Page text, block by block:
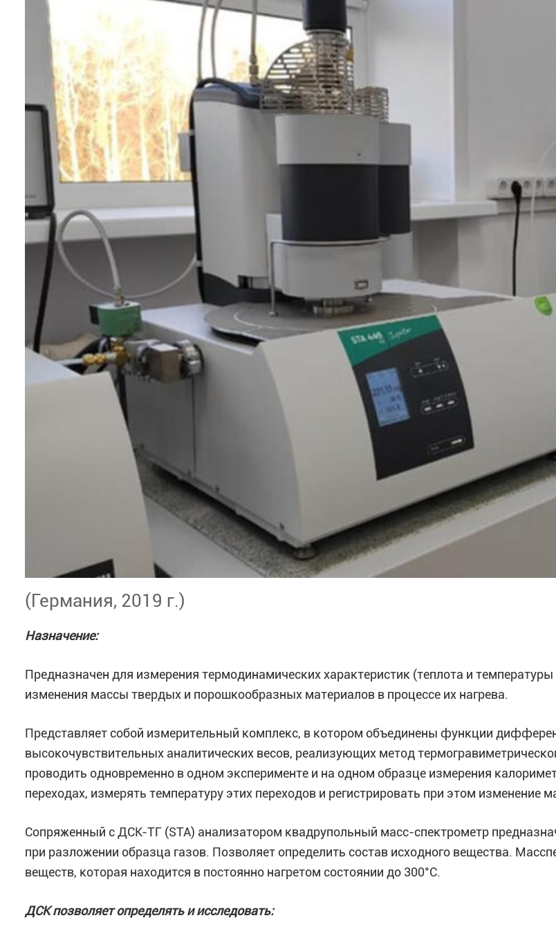
(Германия, 2019 г.)
Назначение:
Предназначен для измерения термодинамических характеристик (теплота и
изменения массы твердых и порошкообразных материалов в процессе их нагрева.
Представляет собой измерительный комплекс, в котором объединены функции
высокочувствительных аналитических весов, реализующих метод
проводить одновременно в одном эксперименте и на одном образце измерения
переходах, измерять температуру этих переходов и регистрировать при этом изменение
Сопряженный с ДСК-ТГ (STA) анализатором квадрупольный масс-спектрометр
при разложении образца газов. Позволяет определить состав исходного вещества.
веществ, которая находится в постоянно нагретом состоянии до 300°C.
ДСК позволяет определять и исследовать: